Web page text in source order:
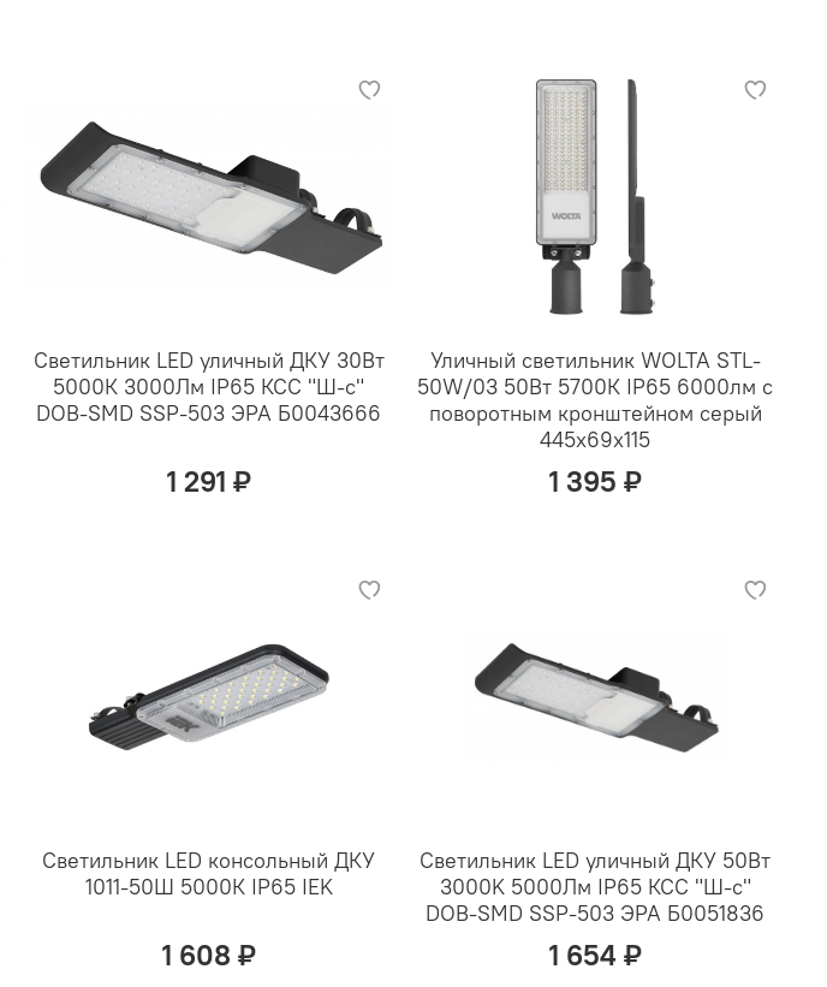
Светильник LED уличный ДКУ 30Вт
5000К 3000Лм IP65 КСС "Ш-с"
DOB-SMD SSP-503 ЭРА Б0043666
1 291 ₽
Уличный светильник WOLTA STL-
50W/03 50Вт 5700К IP65 6000лм с
поворотным кронштейном серый
445х69х115
1 395 ₽
Светильник LED консольный ДКУ
1011-50Ш 5000К IP65 IEK
1 608 ₽
Светильник LED уличный ДКУ 50Вт
3000K 5000Лм IP65 КСС "Ш-с"
DOB-SMD SSP-503 ЭРА Б0051836
1 654 ₽